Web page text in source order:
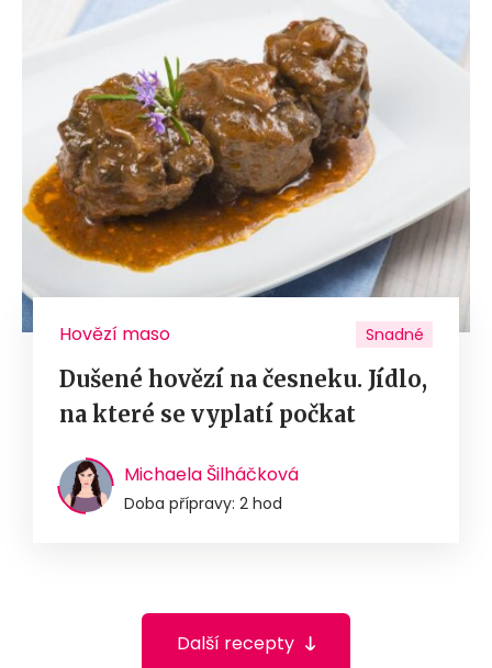
Hovězí maso Snadné
Dušené hovězí na česneku. Jídlo,
na které se vyplatí počkat
Michaela Šilháčková
Doba přípravy: 2 hod
Další recepty